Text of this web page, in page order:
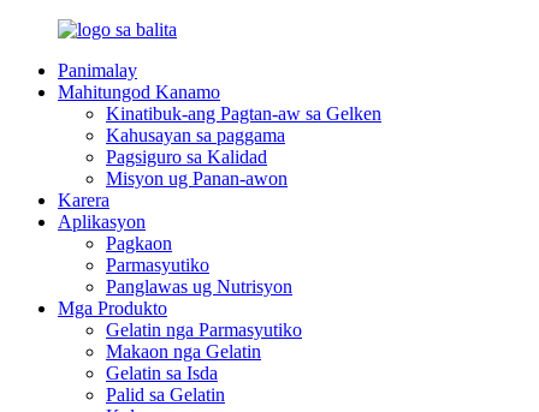
Panimalay
Mahitungod Kanamo
Kinatibuk-ang Pagtan-aw sa Gelken
Kahusayan sa paggama
Pagsiguro sa Kalidad
Misyon ug Panan-awon
Karera
Aplikasyon
Pagkaon
Parmasyutiko
Panglawas ug Nutrisyon
Mga Produkto
Gelatin nga Parmasyutiko
Makaon nga Gelatin
Gelatin sa Isda
Palid sa Gelatin